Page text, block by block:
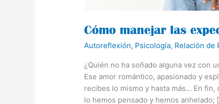
Cómo manejar las
Autoreflexión, Psicología, Relación de
¿Quién no ha soñado alguna vez con
Ese amor romántico, apasionado y
recibes lo mismo y hasta más… En
lo hemos pensado y hemos anhelado;